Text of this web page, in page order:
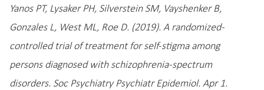
Yanos PT, Lysaker PH, Silverstein SM, Vayshenker B,
Gonzales L, West ML, Roe D. (2019). A randomized-
controlled trial of treatment for self-stigma among
persons diagnosed with schizophrenia-spectrum
disorders. Soc Psychiatry Psychiatr Epidemiol. Apr 1.